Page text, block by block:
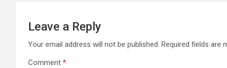
Leave a Reply
Your email address will not be published. Required fields are
Comment *